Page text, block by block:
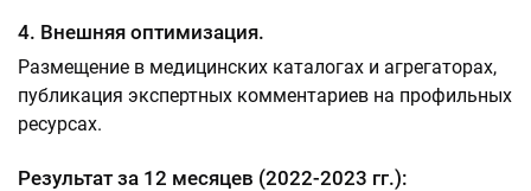
4. Внешняя оптимизация.
Размещение в медицинских каталогах и агрегаторах,
публикация экспертных комментариев на профильных
ресурсах.
Результат за 12 месяцев (2022-2023 гг.):